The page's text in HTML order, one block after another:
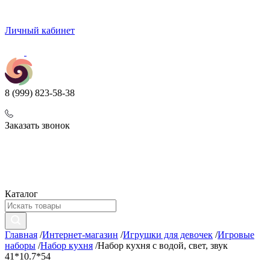
Личный кабинет
8 (999) 823-58-38
Заказать звонок
Каталог
Главная /Интернет-магазин /Игрушки для девочек /Игровые
наборы /Набор кухня /Набор кухня с водой, свет, звук
41*10.7*54